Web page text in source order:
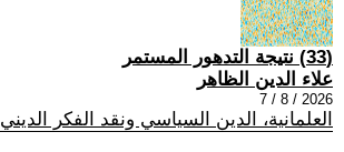
(33) نتيجة التدهور المستمر
علاء الدين الظاهر
2026 / 8 / 7
العلمانية، الدين السياسي ونقد الفكر الديني